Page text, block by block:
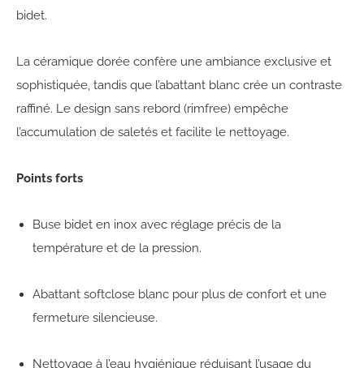
bidet.
La céramique dorée confère une ambiance exclusive et
sophistiquée, tandis que l’abattant blanc crée un contraste
raffiné. Le design sans rebord (rimfree) empêche
l’accumulation de saletés et facilite le nettoyage.
Points forts
Buse bidet en inox avec réglage précis de la
température et de la pression.
Abattant softclose blanc pour plus de confort et une
fermeture silencieuse.
Nettoyage à l’eau hygiénique réduisant l’usage du